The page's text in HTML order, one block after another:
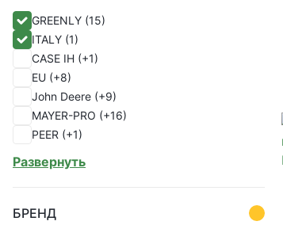
(1)
(1)
(1)
GREENLY (15)
ITALY (1)
CASE IH (+1)
EU (+8)
John Deere (+9)
MAYER-PRO (+16)
PEER (+1)
УКР(+1)
Развернуть
БРЕНД